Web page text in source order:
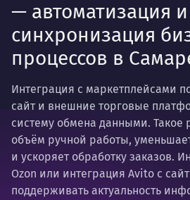
— автоматизация и
синхронизация
процессов в
Интеграция с маркетплейсами
сайт и внешние торговые
систему обмена данными.
объём ручной работы,
и ускоряет обработку заказов.
Ozon или интеграция Avito с
поддерживать актуальность